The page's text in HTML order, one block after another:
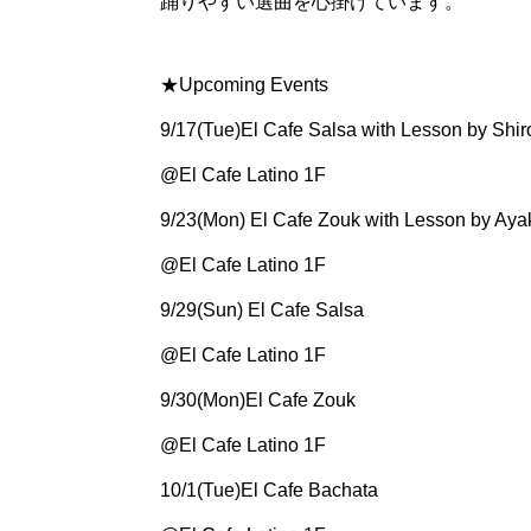
★Upcoming Events
9/17(Tue)El Cafe Salsa with Lesson by
@El Cafe Latino 1F
9/23(Mon) El Cafe Zouk with Lesson by
@El Cafe Latino 1F
9/29(Sun) El Cafe Salsa
@El Cafe Latino 1F
9/30(Mon)El Cafe Zouk
@El Cafe Latino 1F
10/1(Tue)El Cafe Bachata